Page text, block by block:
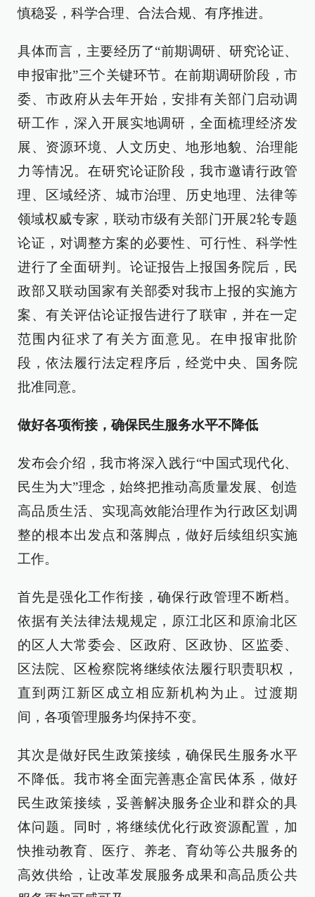
慎稳妥，科学合理、合法合规、有序推进。
具体而言，主要经历了“前期调研、研究论证、
申报审批”三个关键环节。在前期调研阶段，市
委、市政府从去年开始，安排有关部门启动调
研工作，深入开展实地调研，全面梳理经济发
展、资源环境、人文历史、地形地貌、治理能
力等情况。在研究论证阶段，我市邀请行政管
理、区域经济、城市治理、历史地理、法律等
领域权威专家，联动市级有关部门开展2轮专题
论证，对调整方案的必要性、可行性、科学性
进行了全面研判。论证报告上报国务院后，民
政部又联动国家有关部委对我市上报的实施方
案、有关评估论证报告进行了联审，并在一定
范围内征求了有关方面意见。在申报审批阶
段，依法履行法定程序后，经党中央、国务院
批准同意。
做好各项衔接，确保民生服务水平不降低
发布会介绍，我市将深入践行“中国式现代化、
民生为大”理念，始终把推动高质量发展、创造
高品质生活、实现高效能治理作为行政区划调
整的根本出发点和落脚点，做好后续组织实施
工作。
首先是强化工作衔接，确保行政管理不断档。
依据有关法律法规规定，原江北区和原渝北区
的区人大常委会、区政府、区政协、区监委、
区法院、区检察院将继续依法履行职责职权，
直到两江新区成立相应新机构为止。过渡期
间，各项管理服务均保持不变。
其次是做好民生政策接续，确保民生服务水平
不降低。我市将全面完善惠企富民体系，做好
民生政策接续，妥善解决服务企业和群众的具
体问题。同时，将继续优化行政资源配置，加
快推动教育、医疗、养老、育幼等公共服务的
高效供给，让改革发展服务成果和高品质公共